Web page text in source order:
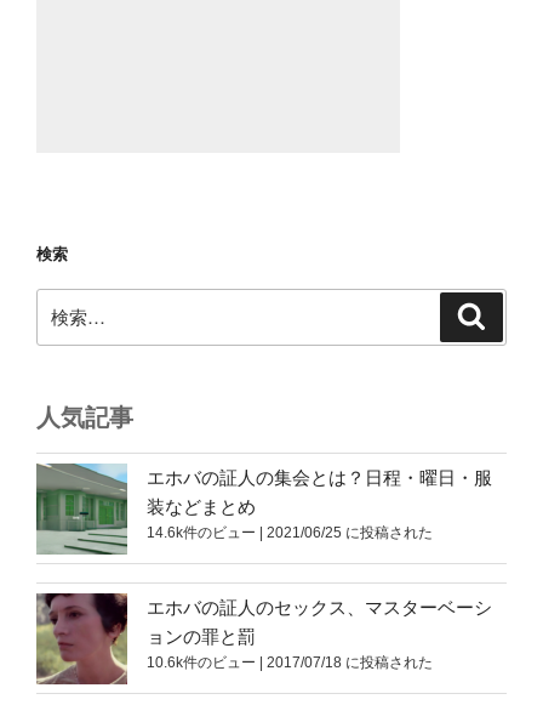
検索
索:
人気記事
エホバの証人の集会とは？日程・曜日・服
装などまとめ
14.6k件のビュー | 2021/06/25 に投稿された
エホバの証人のセックス、マスターベーシ
ョンの罪と罰
10.6k件のビュー | 2017/07/18 に投稿された